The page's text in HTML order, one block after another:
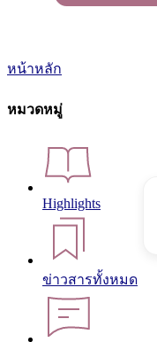
หน้าหลัก
หมวดหมู่
Highlights
ข่าวสารทั้งหมด